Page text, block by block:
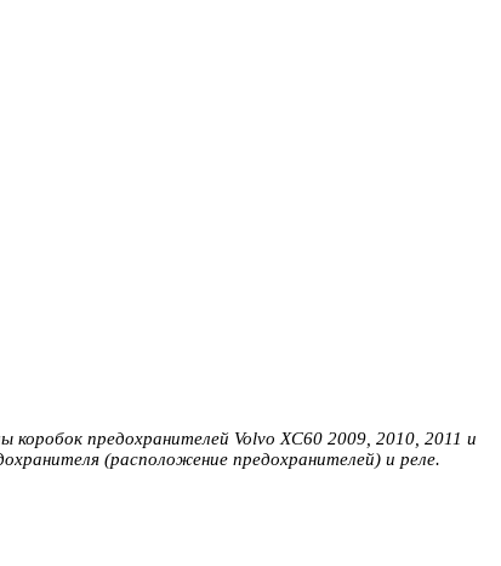
предохранителей Volvo XC60 2009, 2010, 2011 и
(расположение предохранителей) и реле.